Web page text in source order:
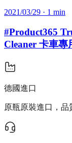
2021/03/29 · 1 min
#Product365
Cleaner 卡車專
德國進口
原瓶原裝進口，品